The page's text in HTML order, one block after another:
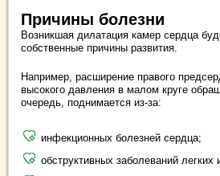
Причины болезни
Возникшая дилатация камер сердца
собственные причины развития.
Например, расширение правого
высокого давления в малом круге
очередь, поднимается из-за:
инфекционных болезней сердца;
обструктивных заболеваний легких